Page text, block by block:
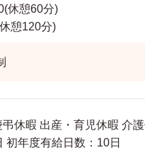
休憩60分)
憩120分)
休暇 出産・育児休暇 介
初年度有給日数：10日